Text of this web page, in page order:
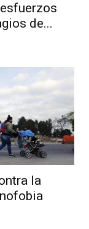
de...
la